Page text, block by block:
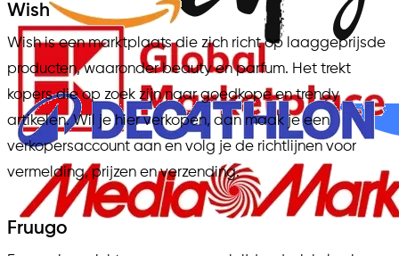
Wish
Wish is een marktplaats die zich richt op laaggeprijsde
producten, waaronder beauty en parfum. Het trekt
kopers die op zoek zijn naar goedkope en trendy
artikelen. Wil je hier verkopen, dan maak je een
verkopersaccount aan en volg je de richtlijnen voor
vermelding, prijzen en verzending.
Fruugo